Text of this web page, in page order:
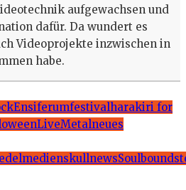
aufgewachsen und
dafür. Da wundert es
Videoprojekte inzwischen in
habe.
Ensiferumfestivalharakiri for
LiveMetalneues
skullnewsSoulbound